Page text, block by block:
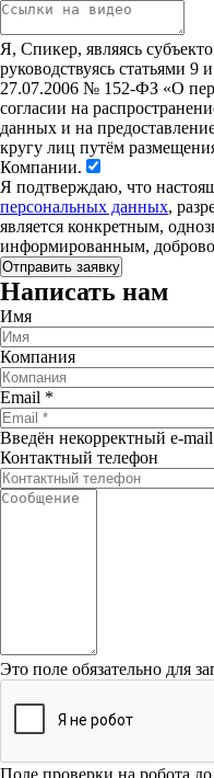
Я, Спикер, являясь
руководствуясь статьями 9
27.07.2006 № 152-ФЗ «О
согласии на
данных и на
кругу лиц путём
Компании.
Я подтверждаю, что
персональных данных,
является конкретным,
информированным,
Написать нам
Имя
Компания
Email *
Введён некорректный e-mail
Контактный телефон
Это поле обязательно для
Поле проверки на робота